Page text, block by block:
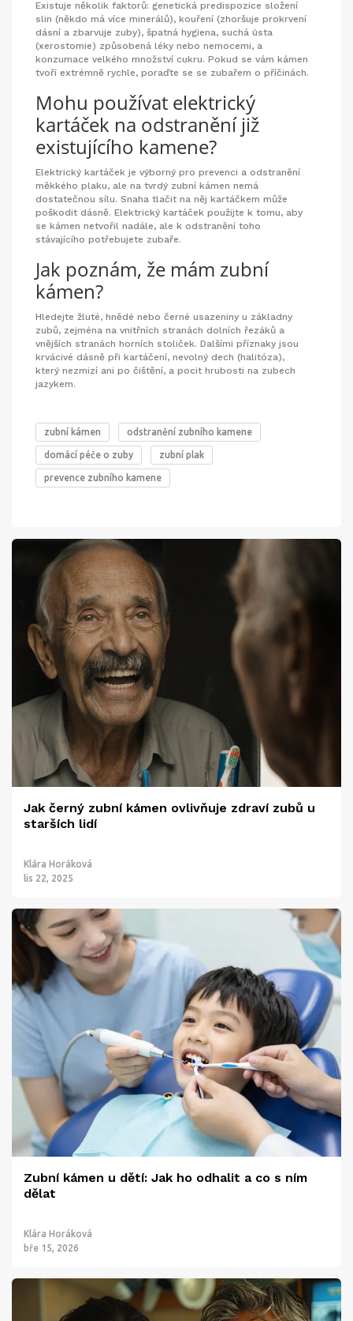
Existuje několik faktorů: genetická predispozice složení
slin (někdo má více minerálů), kouření (zhoršuje prokrvení
dásní a zbarvuje zuby), špatná hygiena, suchá ústa
(xerostomie) způsobená léky nebo nemocemi, a
konzumace velkého množství cukru. Pokud se vám kámen
tvoří extrémně rychle, poraďte se se zubařem o příčinách.
Mohu používat elektrický
kartáček na odstranění již
existujícího kamene?
Elektrický kartáček je výborný pro prevenci a odstranění
měkkého plaku, ale na tvrdý zubní kámen nemá
dostatečnou sílu. Snaha tlačit na něj kartáčkem může
poškodit dásně. Elektrický kartáček použijte k tomu, aby
se kámen netvořil nadále, ale k odstranění toho
stávajícího potřebujete zubaře.
Jak poznám, že mám zubní
kámen?
Hledejte žluté, hnědé nebo černé usazeniny u základny
zubů, zejména na vnitřních stranách dolních řezáků a
vnějších stranách horních stoliček. Dalšími příznaky jsou
krvácivé dásně při kartáčení, nevolný dech (halitóza),
který nezmizí ani po čištění, a pocit hrubosti na zubech
jazykem.
zubní kámen odstranění zubního kamene
domácí péče o zuby zubní plak
prevence zubního kamene
Jak černý zubní kámen ovlivňuje zdraví zubů u
starších lidí
Klára Horáková
lis 22, 2025
Zubní kámen u dětí: Jak ho odhalit a co s ním
dělat
Klára Horáková
bře 15, 2026